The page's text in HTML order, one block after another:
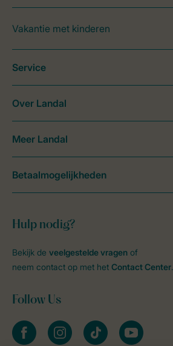
Vakantie met kinderen
Hulp nodig?
Bekijk de veelgestelde vragen of
neem contact op met het Contact Center.
Follow Us
facebookinstagramtiktok youtube
Service
Over Landal
Meer Landal
Betaalmogelijkheden